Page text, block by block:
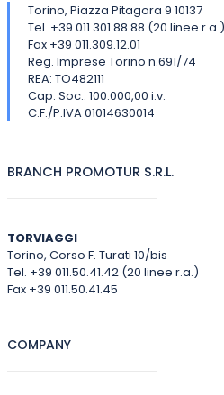
Torino, Piazza Pitagora 9 10137
Tel. +39 011.301.88.88 (20 linee r.a.)
Fax +39 011.309.12.01
Reg. Imprese Torino n.691/74
REA: TO482111
Cap. Soc.: 100.000,00 i.v.
C.F./P.IVA 01014630014
BRANCH PROMOTUR S.R.L.
TORVIAGGI
Torino, Corso F. Turati 10/bis
Tel. +39 011.50.41.42 (20 linee r.a.)
Fax +39 011.50.41.45
COMPANY